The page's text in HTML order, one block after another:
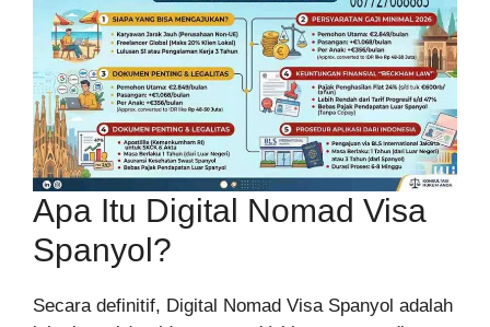
Apa Itu Digital Nomad Visa
Spanyol?
Secara definitif, Digital Nomad Visa Spanyol adalah